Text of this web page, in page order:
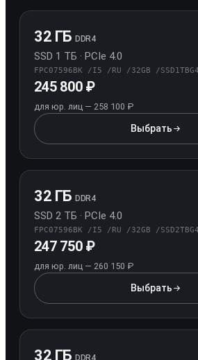
32 ГБDDR4
SSD 1 ТБ · PCIe 4.0
FPC07596BK /I5 /RU /32GB /
245 800 ₽
для юр. лиц — 258 100 ₽
Выбрать
32 ГБDDR4
SSD 2 ТБ · PCIe 4.0
FPC07596BK /I5 /RU /32GB /
247 750 ₽
для юр. лиц — 260 150 ₽
Выбрать
32 ГБDDR4